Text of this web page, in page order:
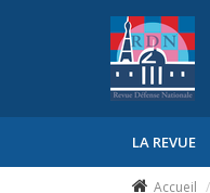
LA REVUE
Accueil